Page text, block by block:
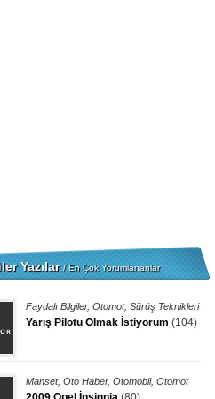
Yazılar/ En Çok Yorumlananlar
Faydalı Bilgiler, Otomot, Sürüş Teknikleri
Yarış Pilotu Olmak İstiyorum (104)
Manset, Oto Haber, Otomobil, Otomot